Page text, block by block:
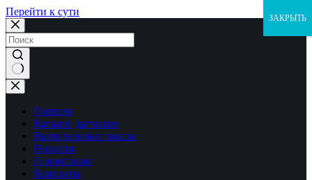
Перейти к сути
Ничего
не
найденоГлавная
Каталог датчиков
Выполненные заказы
Новости
О компании
Контакты
ЗАКРЫТЬ